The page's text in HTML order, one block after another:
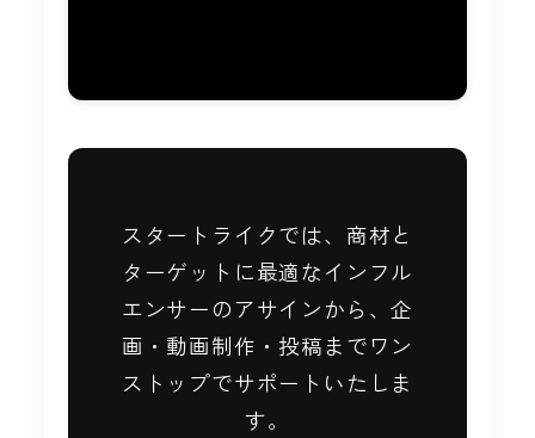
スタートライクでは、商材と
ターゲットに最適なインフル
エンサーのアサインから、企
画・動画制作・投稿までワン
ストップでサポートいたしま
す。